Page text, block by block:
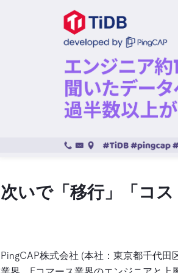
次いで「移行」「コス
PingCAP株式会社 (本社：東京都千代田